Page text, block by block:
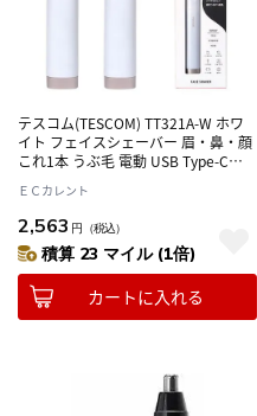
テスコム(TESCOM) TT321A-W ホワ
イト フェイスシェーバー 眉・鼻・顔
これ1本 うぶ毛 電動 USB Type-C充
OK
ＥＣカレント
2,563 円 （税込）
積算 23 マイル (1倍)
カートに入れる